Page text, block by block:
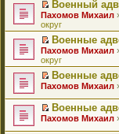
ю
б
щ
е
н
и
ю
м
у
с
о
о
б
щ
е
н
ю
т
а
н
н
о
м
у
с
о
б
щ
е
н
р
о
ч
и
т
а
н
н
о
м
у
с
о
у
н
е
п
р
о
ч
и
т
а
н
н
о
в
о
м
у
н
е
п
р
о
и
т
а
к
п
е
р
в
о
м
у
н
п
р
о
ч
е
й
т
и
к
п
е
р
в
о
м
у
н
П
е
р
е
й
т
и
к
п
е
р
в
Военный
Пахомов Михаил
округ
П
е
р
е
й
и
к
п
Военные
Пахомов Михаил
округ
П
р
е
й
т
Военные
Пахомов Михаил
П
Военные
Пахомов Михаил